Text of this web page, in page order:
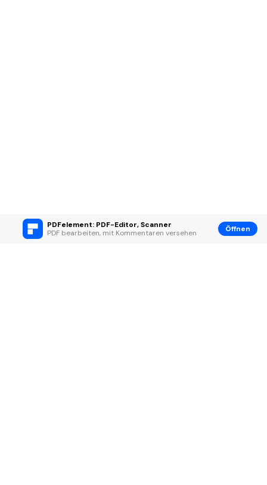
PDFelement: PDF-Editor, Scanner
PDF bearbeiten, mit Kommentaren versehen
Öffnen